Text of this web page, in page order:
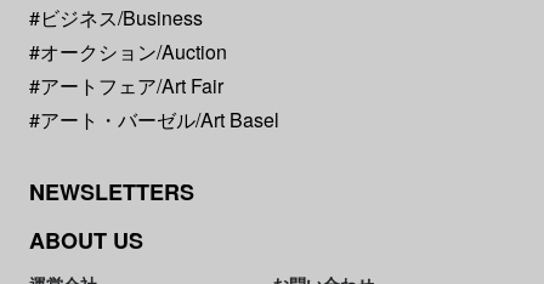
#ビジネス/Business
#オークション/Auction
#アートフェア/Art Fair
#アート・バーゼル/Art Basel
NEWSLETTERS
ABOUT US